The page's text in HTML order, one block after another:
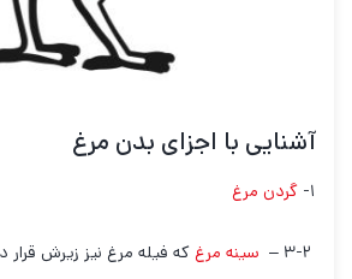
آشنایی با اجزای بدن مرغ
۱- گردن مرغ
سینه مرغ که فیله مرغ نیز زیرش قرار